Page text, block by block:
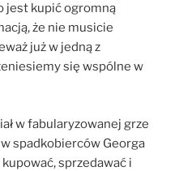
jest kupić ogromną
że nie musicie
już w jedną z
się wspólne w
w fabularyzowanej grze
spadkobierców Georga
sprzedawać i